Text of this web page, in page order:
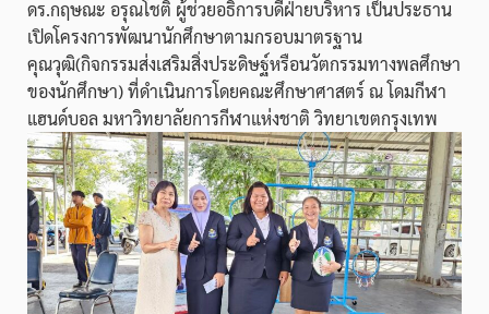
ดร.กฤษณะ อรุณโชติ ผู้ช่วยอธิการบดีฝ่ายบริหาร เป็นประธาน
เปิดโครงการพัฒนานักศึกษาตามกรอบมาตรฐาน
คุณวุฒิ(กิจกรรมส่งเสริมสิ่งประดิษฐ์หรือนวัตกรรมทางพลศึกษา
ของนักศึกษา) ที่ดำเนินการโดยคณะศึกษาศาสตร์ ณ โดมกีฬา
แฮนด์บอล มหาวิทยาลัยการกีฬาแห่งชาติ วิทยาเขตกรุงเทพ